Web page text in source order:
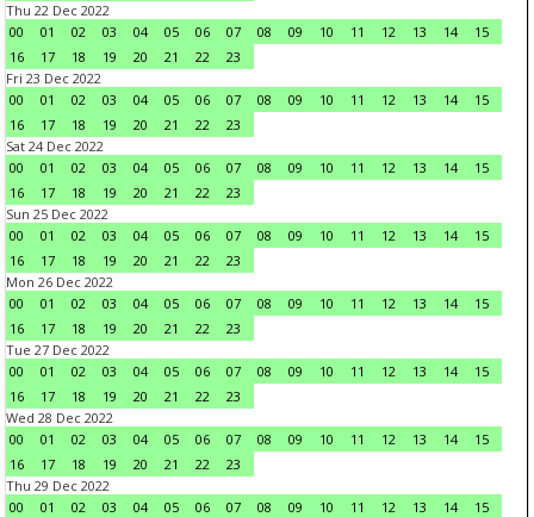
Thu 22 Dec 2022
00
01 02 03 04 05 06 07 08 09 10 11 12 13 14
15
16
17 18 19 20 21 22
23
Fri 23 Dec 2022
00
01 02 03 04 05 06 07 08 09 10 11 12 13 14
15
16
17 18 19 20 21 22
23
Sat 24 Dec 2022
00
01 02 03 04 05 06 07 08 09 10 11 12 13 14
15
16
17 18 19 20 21 22
23
Sun 25 Dec 2022
00
01 02 03 04 05 06 07 08 09 10 11 12 13 14
15
16
17 18 19 20 21 22
23
Mon 26 Dec 2022
00
01 02 03 04 05 06 07 08 09 10 11 12 13 14
15
16
17 18 19 20 21 22
23
Tue 27 Dec 2022
00
01 02 03 04 05 06 07 08 09 10 11 12 13 14
15
16
17 18 19 20 21 22
23
Wed 28 Dec 2022
00
01 02 03 04 05 06 07 08 09 10 11 12 13 14
15
16
17 18 19 20 21 22
23
Thu 29 Dec 2022
00
01 02 03 04 05 06 07 08 09 10 11 12 13 14
15